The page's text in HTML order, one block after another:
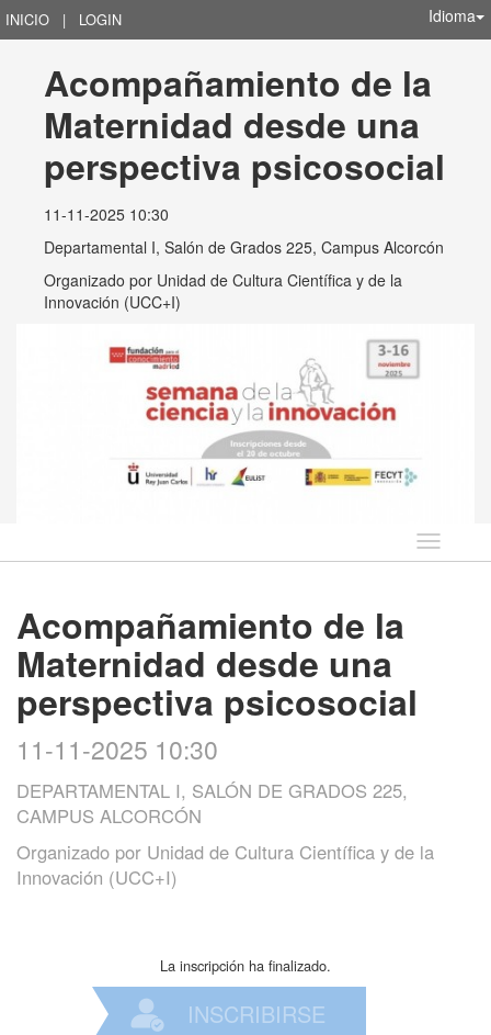
INICIO | LOGIN Idioma
Acompañamiento de la
Maternidad desde una
perspectiva psicosocial
11-11-2025 10:30
Departamental I, Salón de Grados 225, Campus Alcorcón
Organizado por Unidad de Cultura Científica y de la
Innovación (UCC+I)
Idioma
Acompañamiento de la
Maternidad desde una
perspectiva psicosocial
11-11-2025 10:30
DEPARTAMENTAL I, SALÓN DE GRADOS 225,
CAMPUS ALCORCÓN
Organizado por Unidad de Cultura Científica y de la
Innovación (UCC+I)
La inscripción ha finalizado.
INSCRIBIRSE